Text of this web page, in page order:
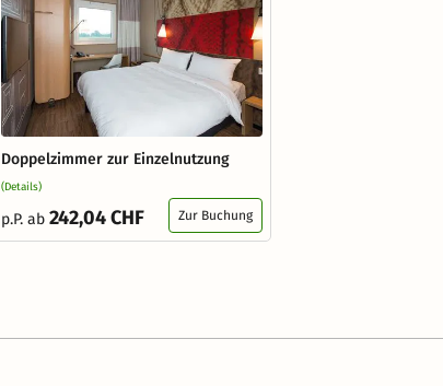
Doppelzimmer zur Einzelnutzung
(Details)
p.P. ab 242,04 CHF Zur Buchung